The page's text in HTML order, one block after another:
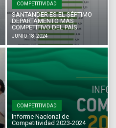
COMPETITIVIDAD
SANTANDER ES EL SÉPTIMO
DEPARTAMENTO MÁS
COMPETITIVO DEL PAÍS
JUNIO 18, 2024
COMPETITIVIDAD
Informe Nacional de
Competitividad 2023-2024